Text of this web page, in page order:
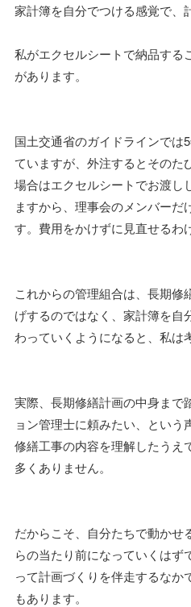
家計簿を自分でつける感覚で、
私がエクセルシートで納品する
があります。
国土交通省のガイドラインでは
ていますが、外注するとそのた
場合はエクセルシートでお渡し
ますから、理事会のメンバーだ
す。費用をかけずに見直せるわ
これからの管理組合は、長期
げするのではなく、家計簿を自
わっていくようになると、私は
実際、長期修繕計画の中身まで
ョン管理士に頼みたい、という
修繕工事の内容を理解したうえ
多くありません。
だからこそ、自分たちで動かせ
らの当たり前になっていくはず
って計画づくりを伴走するな
もあります。